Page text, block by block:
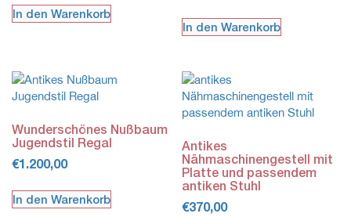
In den Warenkorb
In den Warenkorb
Wunderschönes Nußbaum
Jugendstil Regal
€1.200,00
In den Warenkorb
Antikes
Nähmaschinengestell mit
Platte und passendem
antiken Stuhl
€370,00